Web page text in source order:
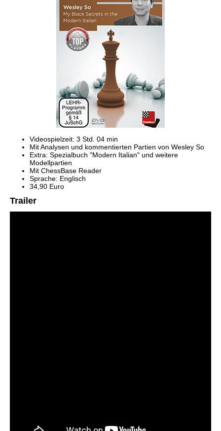
Videospielzeit: 3 Std. 04 min
Mit Analysen und kommentierten Partien von Wesley So
Extra: Spezialbuch "Modern Italian" und weitere
Modellpartien
Mit ChessBase Reader
Sprache: Englisch
34,90 Euro
Trailer